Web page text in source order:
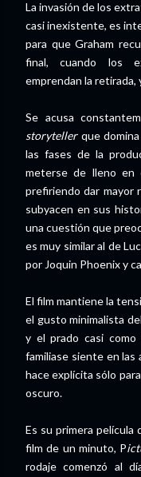
La invasión de los
casi inexistente, es
para que Graham
final, cuando los
emprendan la retirada,
Se acusa
storytellerque
las fases de la
meterse de lleno en
prefiriendo dar mayor
subyacen en sus
una cuestión que
es muy similar al de
por Joquin Phoenix y
El film mantiene la
el gusto minimalista
y el prado casi
familiase siente en
hace explícita sólo
oscuro.
Es su primera
film de un minuto, P
rodaje comenzó al